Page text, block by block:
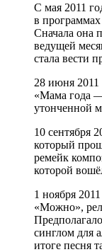
С мая 2011
в
Сначала она
ведущей
стала вести
28 июня
«Мама года
утонченной
10 сентября
который
ремейк
которой
1 ноября
«Можно»,
синглом для
итоге песня